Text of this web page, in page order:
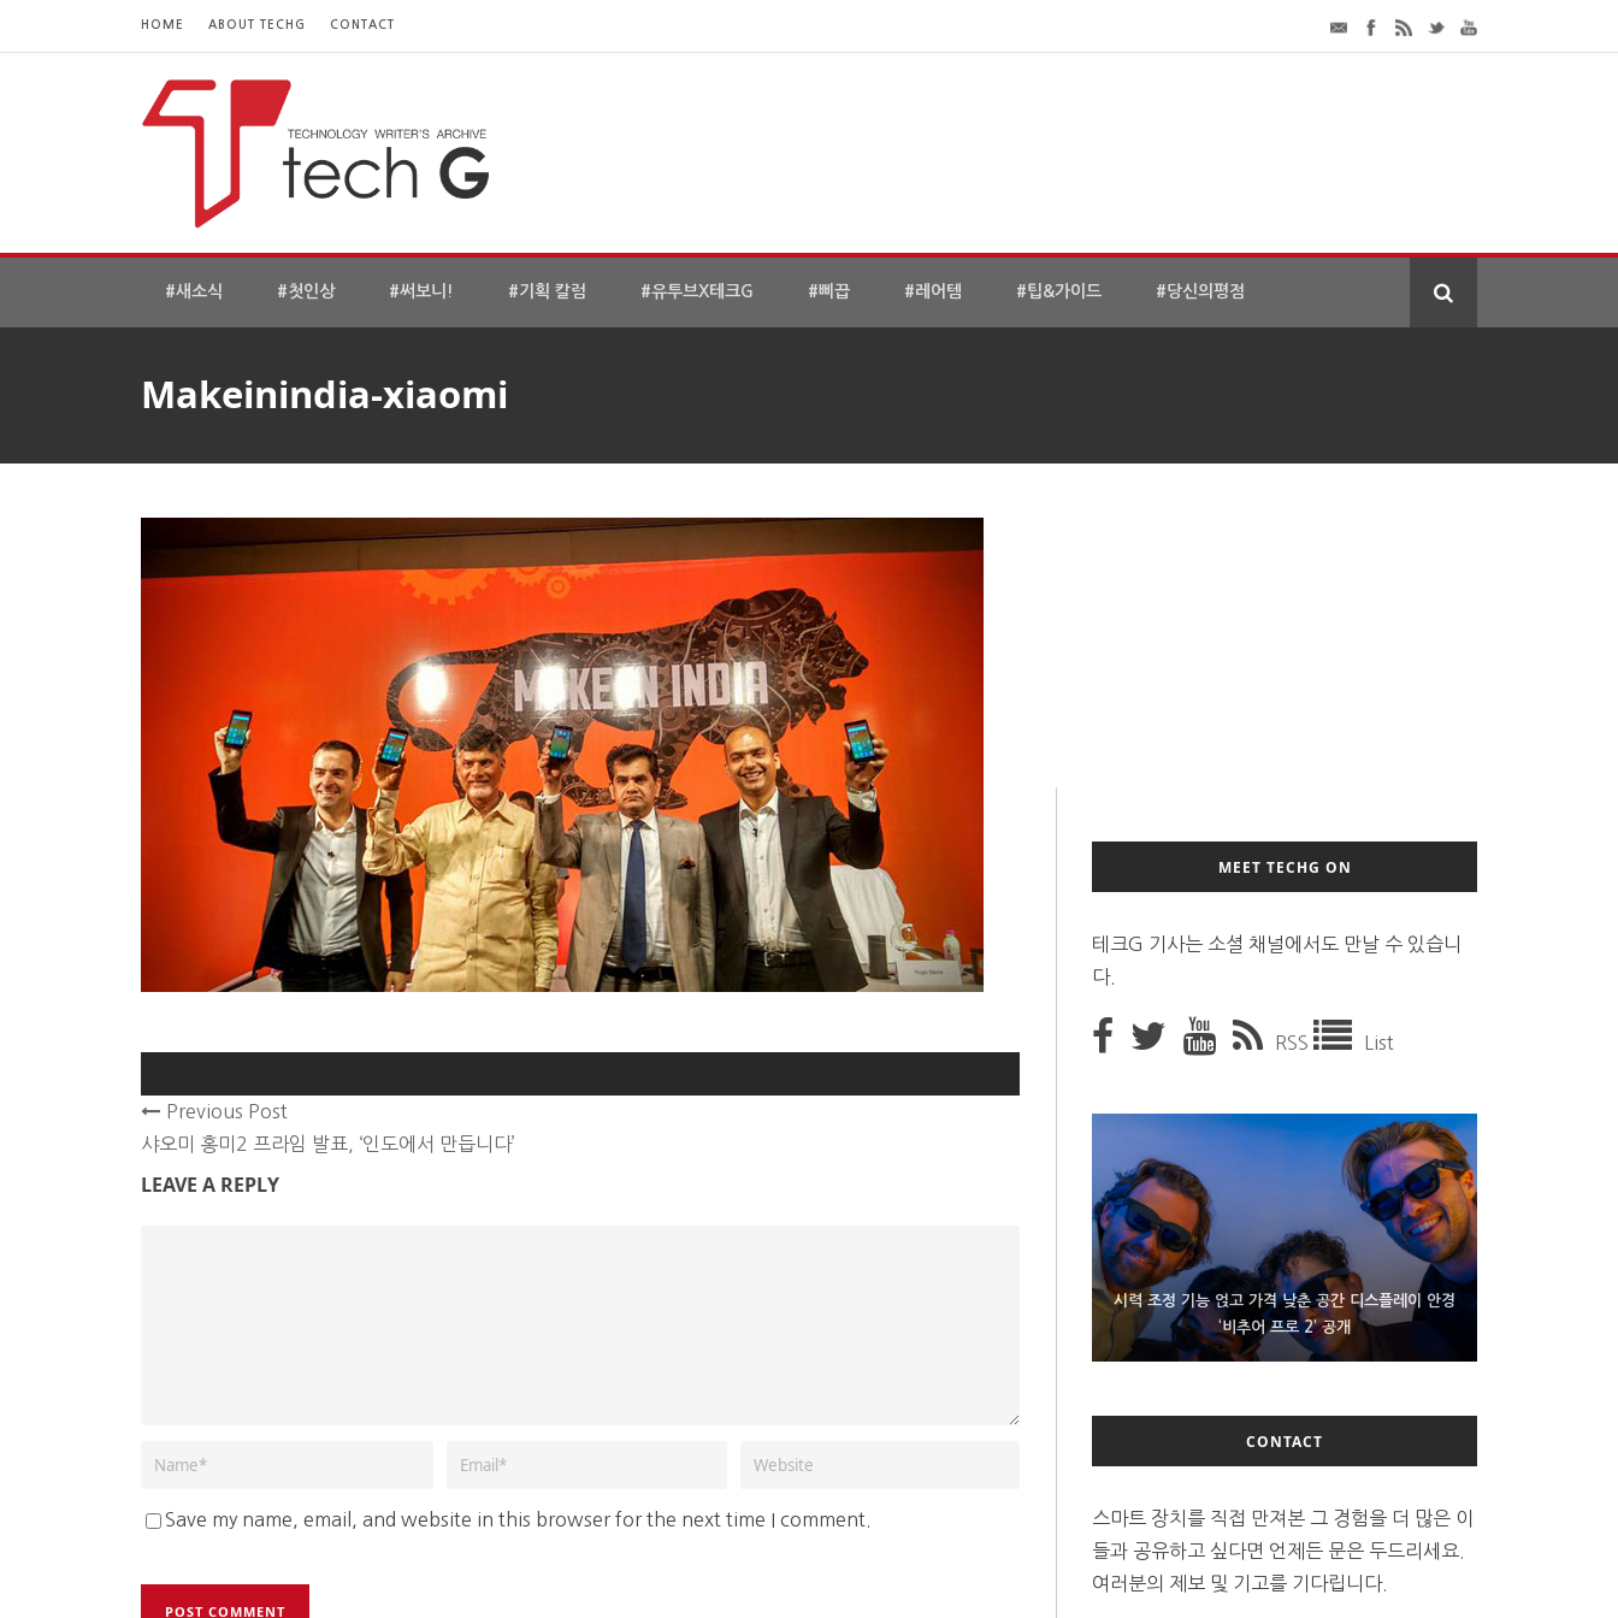
HOME ABOUT TECHG CONTACT
#새소식 #첫인상 #써보니! #기획 칼럼 #유투브X테크G #삐끕 #레어템 #팁&가이드 #당신의평점
Makeinindia-xiaomi
Previous Post
샤오미 홍미2 프라임 발표, ‘인도에서 만듭니다’
LEAVE A REPLY
Save my name, email, and website in this browser for the next time I comment.
MEET TECHG ON
테크G 기사는 소셜 채널에서도 만날 수 있습니
다.
RSS List
시력 조정 기능 얹고 가격 낮춘 공간 디스플레이 안경
‘비추어 프로 2’ 공개
D램 부족에 10억달러어치 아이폰18 프로세서 패키징
대기 중
300~400달러 반지형 스피커 준비하는 오픈AI
CONTACT
스마트 장치를 직접 만져본 그 경험을 더 많은 이
들과 공유하고 싶다면 언제든 문은 두드리세요.
여러분의 제보 및 기고를 기다립니다.